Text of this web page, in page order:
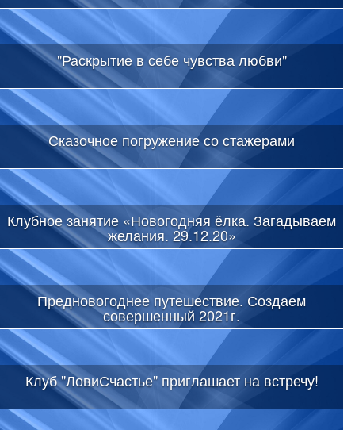
"Раскрытие в себе чувства любви"
Сказочное погружение со стажерами
Клубное занятие «Новогодняя ёлка. Загадываем
желания. 29.12.20»
Предновогоднее путешествие. Создаем
совершенный 2021г.
Клуб "ЛовиСчастье" приглашает на встречу!